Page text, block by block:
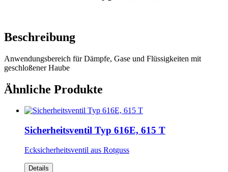
Beschreibung
Anwendungsbereich für Dämpfe, Gase und Flüssigkeiten mit
geschloßener Haube
Ähnliche Produkte
Sicherheitsventil Typ 616E, 615 T
Ecksicherheitsventil aus Rotguss
Details